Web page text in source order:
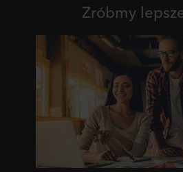
Zróbmy